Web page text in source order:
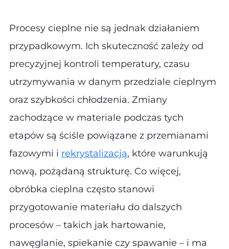
Procesy cieplne nie są jednak działaniem
przypadkowym. Ich skuteczność zależy od
precyzyjnej kontroli temperatury, czasu
utrzymywania w danym przedziale cieplnym
oraz szybkości chłodzenia. Zmiany
zachodzące w materiale podczas tych
etapów są ściśle powiązane z przemianami
fazowymi i rekrystalizacją, które warunkują
nową, pożądaną strukturę. Co więcej,
obróbka cieplna często stanowi
przygotowanie materiału do dalszych
procesów – takich jak hartowanie,
nawęglanie, spiekanie czy spawanie – i ma